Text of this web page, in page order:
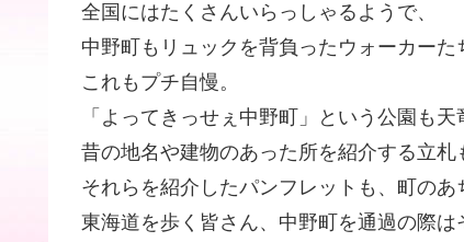
全国にはたくさんいらっしゃるようで、
中野町もリュックを背負ったウォーカーた
これもプチ自慢。
「よってきっせぇ中野町」という公園も天
昔の地名や建物のあった所を紹介する立札
それらを紹介したパンフレットも、町のあ
東海道を歩く皆さん、中野町を通過の際は